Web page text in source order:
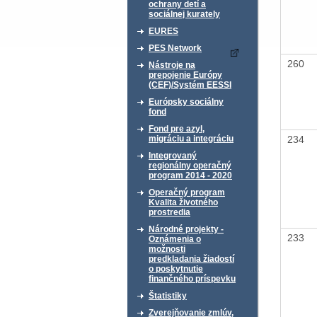
ochrany detí a
sociálnej kurately
EURES
PES Network
Nástroje na
prepojenie Európy
(CEF)/Systém EESSI
Európsky sociálny
fond
Fond pre azyl,
migráciu a integráciu
Integrovaný
regionálny operačný
program 2014 - 2020
Operačný program
Kvalita životného
prostredia
Národné projekty -
Oznámenia o
možnosti
predkladania žiadostí
o poskytnutie
finančného príspevku
Štatistiky
Zverejňovanie zmlúv,
260
234
233